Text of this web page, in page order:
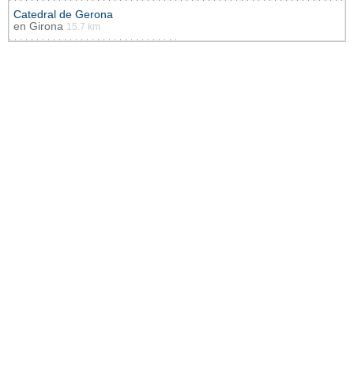
Catedral de Gerona
en Girona 15.7 km